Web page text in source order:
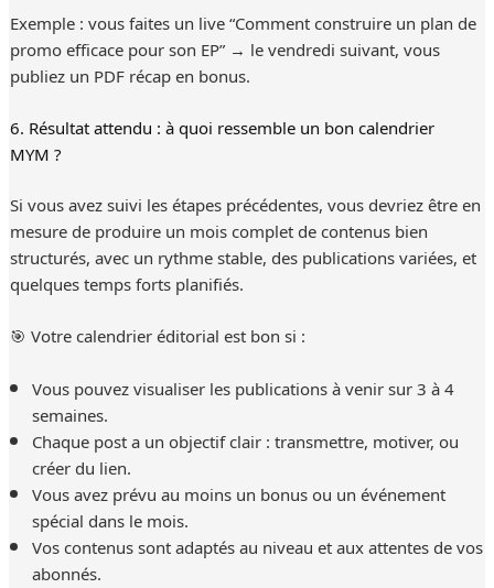
Exemple : vous faites un live “Comment construire un plan de
promo efficace pour son EP” → le vendredi suivant, vous
publiez un PDF récap en bonus.
6. Résultat attendu : à quoi ressemble un bon calendrier
MYM ?
Si vous avez suivi les étapes précédentes, vous devriez être en
mesure de produire un mois complet de contenus bien
structurés, avec un rythme stable, des publications variées, et
quelques temps forts planifiés.
🎯 Votre calendrier éditorial est bon si :
Vous pouvez visualiser les publications à venir sur 3 à 4
semaines.
Chaque post a un objectif clair : transmettre, motiver, ou
créer du lien.
Vous avez prévu au moins un bonus ou un événement
spécial dans le mois.
Vos contenus sont adaptés au niveau et aux attentes de vos
abonnés.